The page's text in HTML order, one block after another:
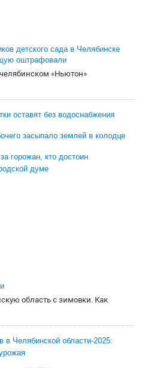
детского сада в Челябинске
оштрафовали
«Ньютон»
оставят без водоснабжения
засыпало землей в колодце
горожан, кто достоин
думе
область с зимовки. Как
в Челябинской области-2025: